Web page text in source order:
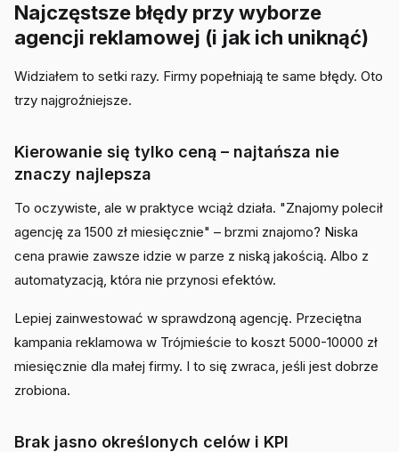
Najczęstsze błędy przy wyborze
agencji reklamowej (i jak ich uniknąć)
Widziałem to setki razy. Firmy popełniają te same błędy. Oto
trzy najgroźniejsze.
Kierowanie się tylko ceną – najtańsza nie
znaczy najlepsza
To oczywiste, ale w praktyce wciąż działa. "Znajomy polecił
agencję za 1500 zł miesięcznie" – brzmi znajomo? Niska
cena prawie zawsze idzie w parze z niską jakością. Albo z
automatyzacją, która nie przynosi efektów.
Lepiej zainwestować w sprawdzoną agencję. Przeciętna
kampania reklamowa w Trójmieście to koszt 5000-10000 zł
miesięcznie dla małej firmy. I to się zwraca, jeśli jest dobrze
zrobiona.
Brak jasno określonych celów i KPI